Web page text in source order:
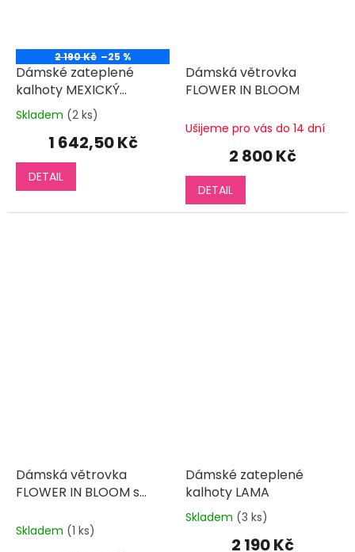
2 190 Kč –25 %
Dámské zateplené
kalhoty MEXICKÝ
PODZIM
Průměrné
produktu
je
5,0
z
Skladem (2 ks)
1 642,50 Kč
DETAIL
Dámská větrovka
FLOWER IN BLOOM
Ušijeme pro vás do 14 dní
2 800 Kč
DETAIL
Dámská větrovka
FLOWER IN BLOOM s
Skladem (1 ks)
Dámské zateplené
kalhoty LAMA
Průměrné
Skladem (3 ks)
2 190 Kč